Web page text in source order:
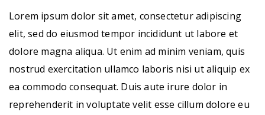
Lorem ipsum dolor sit amet, consectetur adipiscing
elit, sed do eiusmod tempor incididunt ut labore et
dolore magna aliqua. Ut enim ad minim veniam, quis
nostrud exercitation ullamco laboris nisi ut aliquip ex
ea commodo consequat. Duis aute irure dolor in
reprehenderit in voluptate velit esse cillum dolore eu